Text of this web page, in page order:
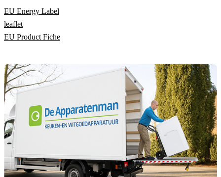
EU Energy Label
leaflet
EU Product Fiche